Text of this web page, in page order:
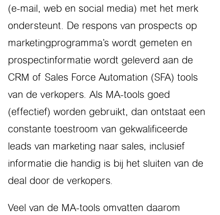
(e-mail, web en social media) met het merk
ondersteunt. De respons van prospects op
marketingprogramma’s wordt gemeten en
prospectinformatie wordt geleverd aan de
CRM of Sales Force Automation (SFA) tools
van de verkopers. Als MA-tools goed
(effectief) worden gebruikt, dan ontstaat een
constante toestroom van gekwalificeerde
leads van marketing naar sales, inclusief
informatie die handig is bij het sluiten van de
deal door de verkopers.
Veel van de MA-tools omvatten daarom